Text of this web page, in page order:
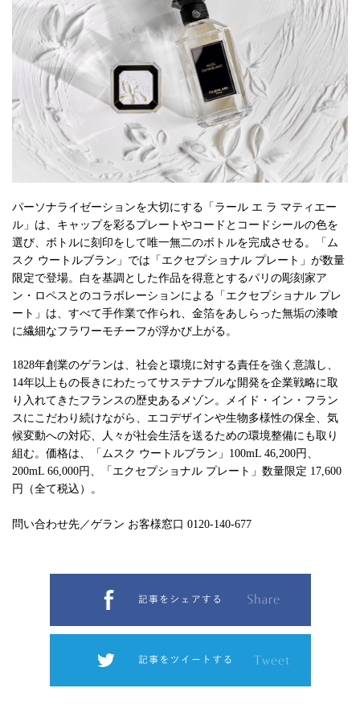
パーソナライゼーションを大切にする「ラール エ ラ マティエー
ル」は、キャップを彩るプレートやコードとコードシールの色を
選び、ボトルに刻印をして唯一無二のボトルを完成させる。「ム
スク ウートルブラン」では「エクセプショナル プレート」が数量
限定で登場。白を基調とした作品を得意とするパリの彫刻家ア
ン・ロペスとのコラボレーションによる「エクセプショナル プレ
ート」は、すべて手作業で作られ、金箔をあしらった無垢の漆喰
に繊細なフラワーモチーフが浮かび上がる。
1828年創業のゲランは、社会と環境に対する責任を強く意識し、
14年以上もの長きにわたってサステナブルな開発を企業戦略に取
り入れてきたフランスの歴史あるメゾン。メイド・イン・フラン
スにこだわり続けながら、エコデザインや生物多様性の保全、気
候変動への対応、人々が社会生活を送るための環境整備にも取り
組む。価格は、「ムスク ウートルブラン」100mL 46,200円、
200mL 66,000円、「エクセプショナル プレート」数量限定 17,600
円（全て税込）。
問い合わせ先／ゲラン お客様窓口 0120-140-677